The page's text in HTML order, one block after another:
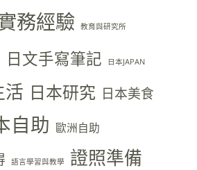
務經驗 教育與研究所
日文手寫筆記 日本JAPAN
活 日本研究 日本美食
自助 歐洲自助
語言學習與教學 證照準備